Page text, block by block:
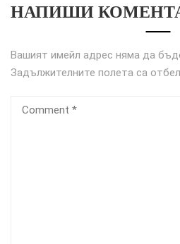
НАПИШИ
Вашият имейл адрес няма да
Задължителните полета са